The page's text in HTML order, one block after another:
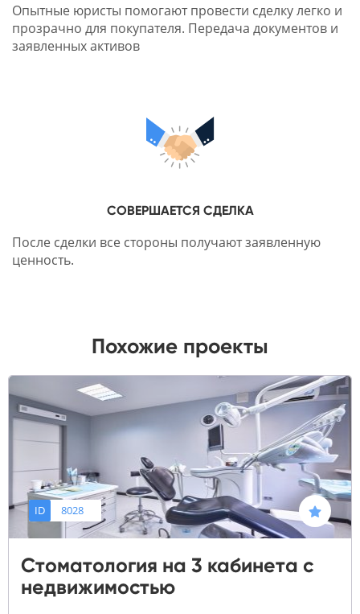
Опытные юристы помогают провести сделку легко и
прозрачно для покупателя. Передача документов и
заявленных активов
СОВЕРШАЕТСЯ СДЕЛКА
После сделки все стороны получают заявленную
ценность.
Похожие проекты
ID 8028
Стоматология на 3 кабинета с
недвижимостью